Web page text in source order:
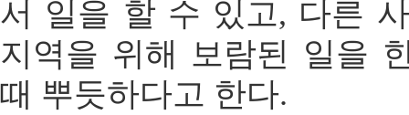
서 일을 할 수 있고, 다른
지역을 위해 보람된 일을
때 뿌듯하다고 한다.